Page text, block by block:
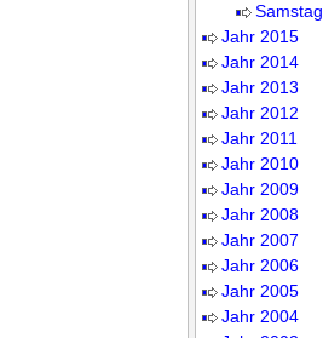
Samstag
Jahr 2015
Jahr 2014
Jahr 2013
Jahr 2012
Jahr 2011
Jahr 2010
Jahr 2009
Jahr 2008
Jahr 2007
Jahr 2006
Jahr 2005
Jahr 2004